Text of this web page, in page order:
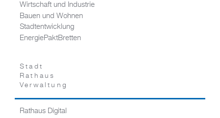
Wirtschaft und Industrie
Bauen und Wohnen
Stadtentwicklung
EnergiePaktBretten
Stadt
Rathaus
Verwaltung
Rathaus Digital